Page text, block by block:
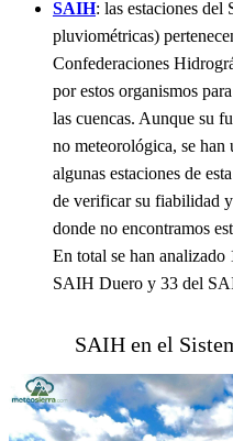
SAIH: las estaciones
pluviométricas)
Confederaciones
por estos organismos
las cuencas. Aunque su
no meteorológica, se han
algunas estaciones de
de verificar su fiabilidad
donde no encontramos
En total se han analizado
SAIH Duero y 33 del
SAIH en el